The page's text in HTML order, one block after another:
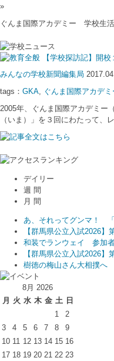
»
ぐんま国際アカデミー 学校生活
【学校探訪記】開校
みんなの学校新聞編集局
tags： GKA, ぐんま国際アカデ
2005年、ぐんま国際アカデミー
（いま）」を３回にわたって
デイリー
週 間
月 間
あ、それってグンマ！
【群馬県公立入試2026
和装でランウェイ 参加者
【群馬県公立入試2026
樹徳の梅山さん大相撲へ
8月 2026
月 火 水 木 金 土 日
1
2
3
4 5 6 7 8
9
10 11 12 13 14 15 16
17 18 19 20 21 22 23